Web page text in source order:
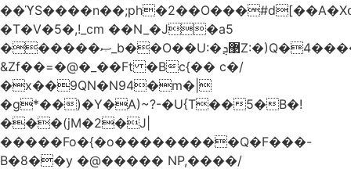
�T�V�5�,!_cm ��N_�J�a5
������ޞ_b��O��U:�޳ܯZ:�)Q�4�������
&Zf��=�@�_��Ft �Bc{�� c�/
�x��9QN�N94�m�|
�g*��)�Y�A)~?-�U{T��5�B�!
���(jM�2�J|
�����Fo�{�o���������Q�F���-
B�8��y �@����� NP,����/